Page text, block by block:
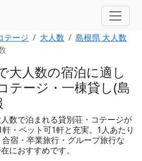
テージ 大人数
島根県 大人数
大人数の宿泊に適し
テージ・一棟貸し(島
数で泊まれる貸別荘・コテージが
・ペット可1軒と充実。1人あたり
宿・卒業旅行・グループ旅行な
におすすめです。